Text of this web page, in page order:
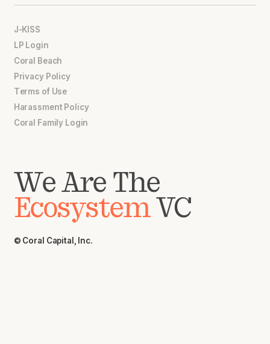
J-KISS
LP Login
Coral Beach
Privacy Policy
Terms of Use
Harassment Policy
Coral Family Login
We Are The
EcosystemVC
© Coral Capital, Inc.